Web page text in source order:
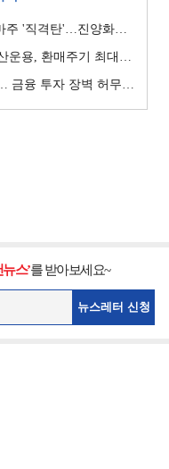
격탄'…진양화학 하한가
환매주기 최대 3일 단축
허무는 '이지 파이낸스' 열풍
뉴스’를 받아보세요~
뉴스레터 신청